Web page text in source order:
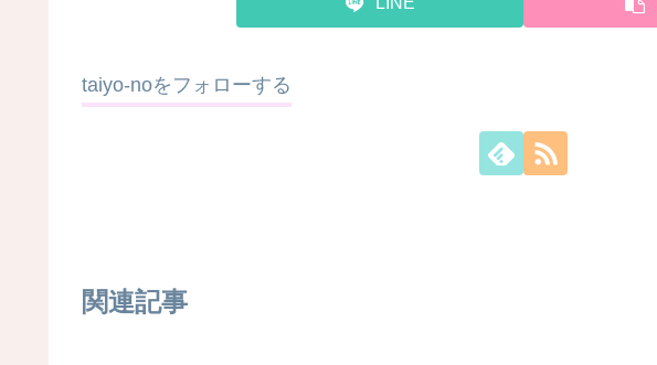
taiyo-noをフォローする
関連記事